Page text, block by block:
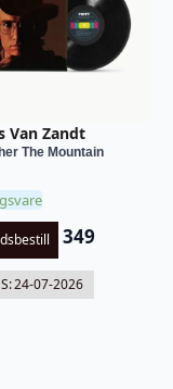
Van Zandt
The Mountain
349
24-07-2026